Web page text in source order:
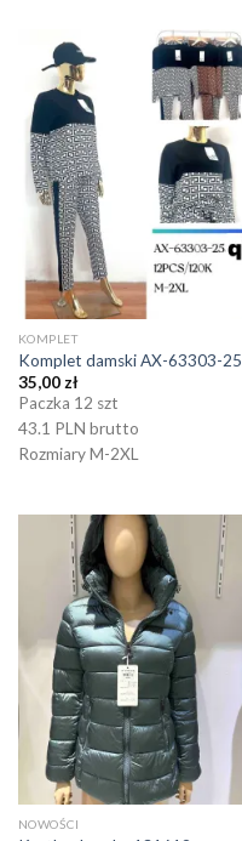
KOMPLET
Komplet damski AX-63303-25
35,00 zł
Paczka 12 szt
43.1 PLN brutto
Rozmiary M-2XL
NOWOŚCI